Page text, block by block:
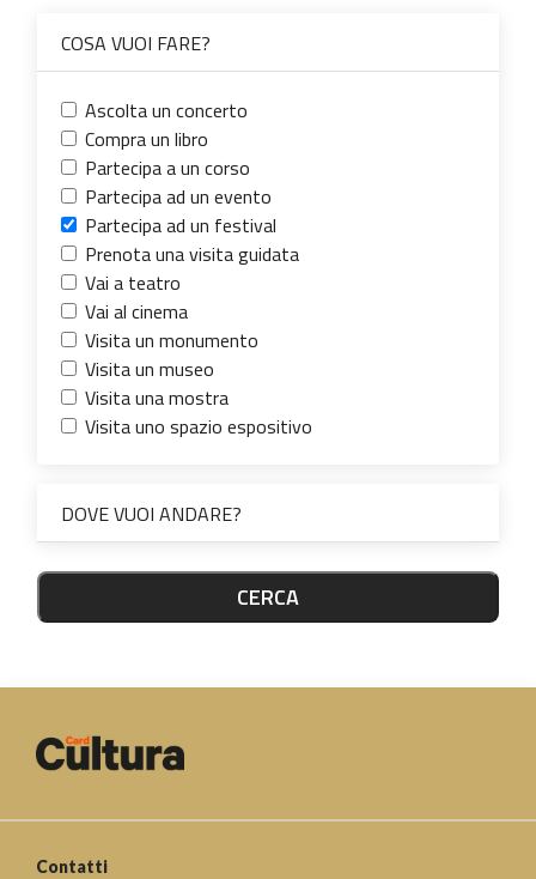
COSA VUOI FARE?
Ascolta un concerto
Compra un libro
Partecipa a un corso
Partecipa ad un evento
Partecipa ad un festival
Prenota una visita guidata
Vai a teatro
Vai al cinema
Visita un monumento
Visita un museo
Visita una mostra
Visita uno spazio espositivo
DOVE VUOI ANDARE?
CERCA
Contatti